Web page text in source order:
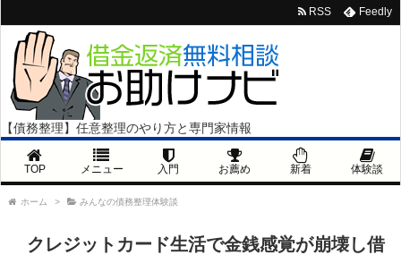
【債務整理】任意整理のやり方と専門家情報
TOP メニュー 入門 お薦め 新着 体験談
RSS Feedly
ホーム > みんなの債務整理体験談
クレジットカード生活で金銭感覚が崩壊し借